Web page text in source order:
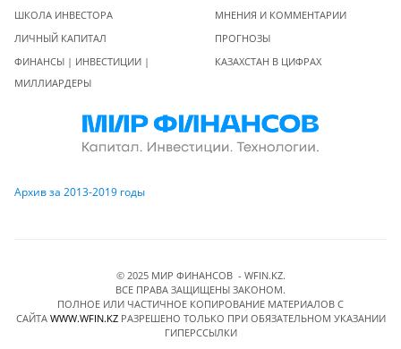
ШКОЛА ИНВЕСТОРА
ЛИЧНЫЙ КАПИТАЛ
ФИНАНСЫ | ИНВЕСТИЦИИ |
МИЛЛИАРДЕРЫ
МНЕНИЯ И КОММЕНТАРИИ
ПРОГНОЗЫ
КАЗАХСТАН В ЦИФРАХ
Архив за 2013-2019 годы
© 2025 МИР ФИНАНСОВ - WFIN.KZ.
ВСЕ ПРАВА ЗАЩИЩЕНЫ ЗАКОНОМ.
ПОЛНОЕ ИЛИ ЧАСТИЧНОЕ КОПИРОВАНИЕ МАТЕРИАЛОВ C
САЙТА WWW.WFIN.KZРАЗРЕШЕНО ТОЛЬКО ПРИ ОБЯЗАТЕЛЬНОМ УКАЗАНИИ
ГИПЕРССЫЛКИ